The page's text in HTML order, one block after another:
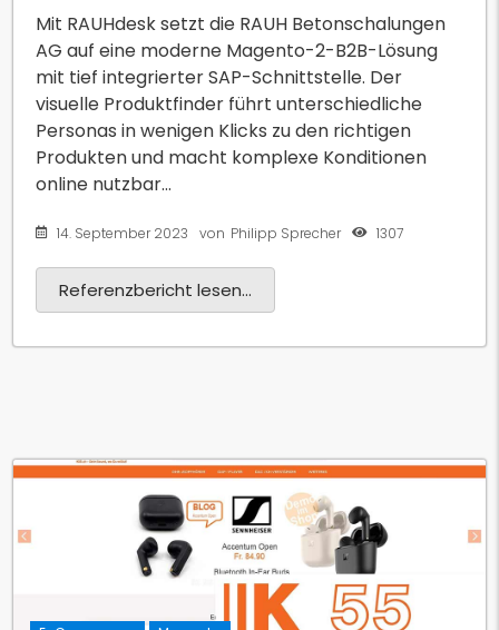
14. September 2023 von Philipp Sprecher 1307
Mit RAUHdesk setzt die RAUH Betonschalungen
AG auf eine moderne Magento-2-B2B-Lösung
mit tief integrierter SAP-Schnittstelle. Der
visuelle Produktfinder führt unterschiedliche
Personas in wenigen Klicks zu den richtigen
Produkten und macht komplexe Konditionen
online nutzbar...
Referenzbericht lesen...